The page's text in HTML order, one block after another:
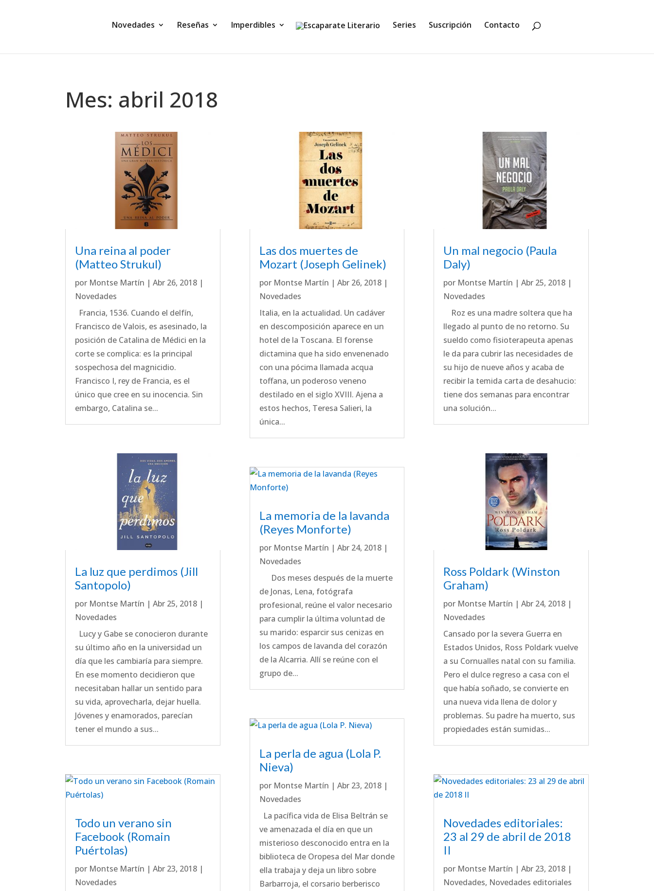
Novedades Reseñas Imperdibles Series Suscripción Contacto
Mes: abril 2018
Una reina al poder
(Matteo Strukul)
por Montse Martín |Abr 26, 2018 |
Novedades
Francia, 1536. Cuando el delfín,
Francisco de Valois, es asesinado, la
posición de Catalina de Médici en la
corte se complica: es la principal
sospechosa del magnicidio.
Francisco I, rey de Francia, es el
único que cree en su inocencia. Sin
embargo, Catalina se...
La luz que perdimos (Jill
Santopolo)
por Montse Martín |Abr 25, 2018 |
Novedades
Lucy y Gabe se conocieron durante
su último año en la universidad un
día que les cambiaría para siempre.
En ese momento decidieron que
necesitaban hallar un sentido para
su vida, aprovecharla, dejar huella.
Jóvenes y enamorados, parecían
tener el mundo a sus...
Todo un verano sin
Facebook (Romain
Puértolas)
por Montse Martín |Abr 23, 2018 |
Novedades
Las dos muertes de
Mozart (Joseph Gelinek)
por Montse Martín | Abr 26, 2018|
Novedades
Italia, en la actualidad. Un cadáver
en descomposición aparece en un
hotel de la Toscana. El forense
dictamina que ha sido envenenado
con una pócima llamada acqua
toffana, un poderoso veneno
destilado en el siglo XVIII. Ajena a
estos hechos, Teresa Salieri, la
única...
La memoria de la lavanda
(Reyes Monforte)
por Montse Martín | Abr 24, 2018|
Novedades
Dos meses después de la muerte
de Jonas, Lena, fotógrafa
profesional, reúne el valor necesario
para cumplir la última voluntad de
su marido: esparcir sus cenizas en
los campos de lavanda del corazón
de la Alcarria. Allí se reúne con el
grupo de...
La perla de agua (Lola P.
Nieva)
por Montse Martín | Abr 23, 2018|
Novedades
La pacífica vida de Elisa Beltrán se
ve amenazada el día en que un
misterioso desconocido entra en la
biblioteca de Oropesa del Mar donde
ella trabaja y deja un libro sobre
Barbarroja, el corsario berberisco
Un mal negocio (Paula
Daly)
por Montse Martín | Abr 25, 2018|
Novedades
Roz es una madre soltera que ha
llegado al punto de no retorno. Su
sueldo como fisioterapeuta apenas
le da para cubrir las necesidades de
su hijo de nueve años y acaba de
recibir la temida carta de desahucio:
tiene dos semanas para encontrar
una solución...
Ross Poldark (Winston
Graham)
por Montse Martín | Abr 24, 2018|
Novedades
Cansado por la severa Guerra en
Estados Unidos, Ross Poldark vuelve
a su Cornualles natal con su familia.
Pero el dulce regreso a casa con el
que había soñado, se convierte en
una nueva vida llena de dolor y
problemas. Su padre ha muerto, sus
propiedades están sumidas...
Novedades editoriales:
23 al 29 de abril de 2018
II
por Montse Martín | Abr 23, 2018|
Novedades, Novedades editoriales